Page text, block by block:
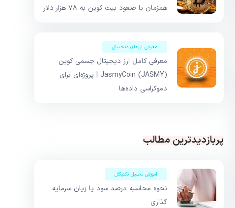
همزمان با صعود بیت کوین به ۷۸ هزار دلار
معرفی ارزهای دیجیتال
معرفی کامل ارز دیجیتال جسمی کوین
JasmyCoin (JASMY) | پروژه‌ای برای
دموکراسی داده‌ها
پربازدیدترین مطالب
آموزش تحلیل تکنیکال
نحوه محاسبه درصد سود یا زیان سرمایه
گذاری